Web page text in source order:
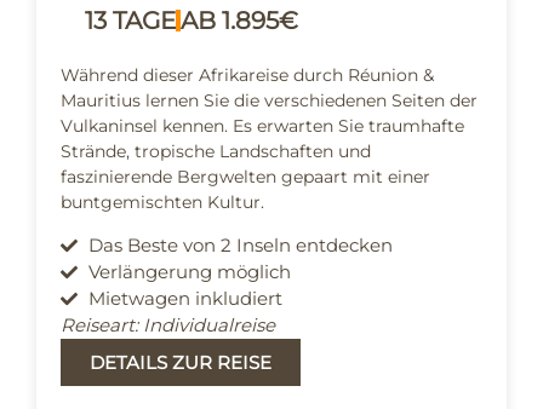
13 TAGEAB 1.895€
Während dieser Afrikareise durch Réunion &
Mauritius lernen Sie die verschiedenen Seiten der
Vulkaninsel kennen. Es erwarten Sie traumhafte
Strände, tropische Landschaften und
faszinierende Bergwelten gepaart mit einer
buntgemischten Kultur.
Das Beste von 2 Inseln entdecken
Verlängerung möglich
Mietwagen inkludiert
Reiseart: Individualreise
DETAILS ZUR REISE